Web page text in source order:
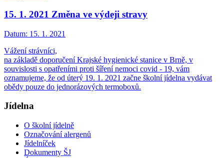
15. 1. 2021 Změna ve výdeji stravy
Datum: 15. 1. 2021
Vážení strávníci,
na základě doporučení Krajské hygienické stanice v Brně, v
souvislosti s opatřeními proti šíření nemoci covid - 19, vám
oznamujeme, že od úterý 19. 1. 2021 začne školní jídelna vydávat
obědy pouze do jednorázových termoboxů.
Jídelna
O školní jídelně
Označování alergenů
Jídelníček
Dokumenty ŠJ